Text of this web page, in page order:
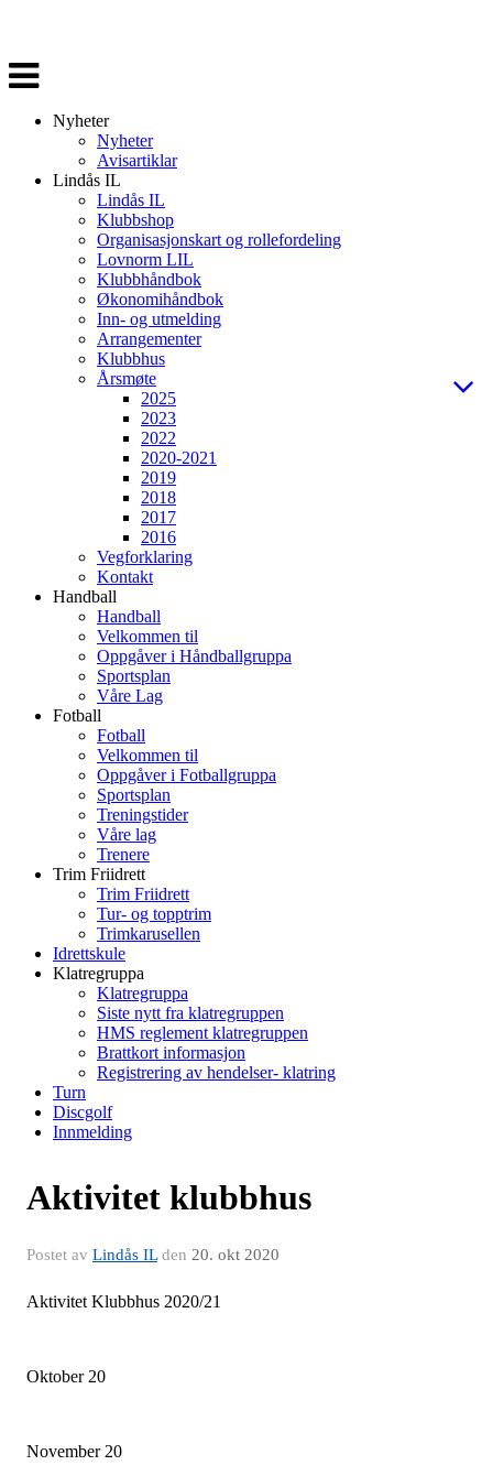
Veksle
navigasjon
Nyheter
Nyheter
Avisartiklar
Lindås IL
Lindås IL
Klubbshop
Organisasjonskart og rollefordeling
Lovnorm LIL
Klubbhåndbok
Økonomihåndbok
Inn- og utmelding
Arrangementer
Klubbhus
Årsmøte
2025
2023
2022
2020-2021
2019
2018
2017
2016
Vegforklaring
Kontakt
Handball
Handball
Velkommen til
Oppgåver i Håndballgruppa
Sportsplan
Våre Lag
Fotball
Fotball
Velkommen til
Oppgåver i Fotballgruppa
Sportsplan
Treningstider
Våre lag
Trenere
Trim Friidrett
Trim Friidrett
Tur- og topptrim
Trimkarusellen
Idrettskule
Klatregruppa
Klatregruppa
Siste nytt fra klatregruppen
HMS reglement klatregruppen
Brattkort informasjon
Registrering av hendelser- klatring
Turn
Discgolf
Innmelding
Aktivitet klubbhus
Postet av Lindås ILden 20. okt 2020
Aktivitet Klubbhus 2020/21
Oktober 20
November 20